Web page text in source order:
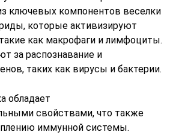
ключевых компонентов веселки
которые активизируют
как макрофаги и лимфоциты.
за распознавание и
таких как вирусы и бактерии.
обладает
свойствами, что также
иммунной системы.